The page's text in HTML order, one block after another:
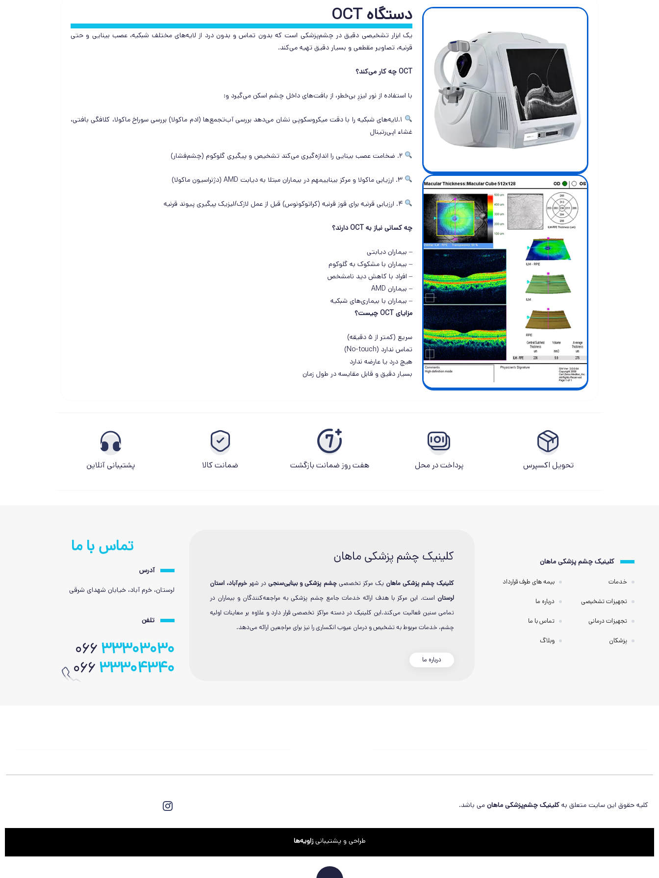
دستگاه OCT
یک ابزار تشخیصی دقیق در چشم‌پزشکی است که بدون تماس و بدون درد از لایه‌های مختلف شبکیه، عصب بینایی و حتی
قرنیه، تصاویر مقطعی و بسیار دقیق تهیه می‌کند.
OCT چه کار می‌کند؟
با استفاده از نور لیزرِ بی‌خطر، از بافت‌های داخل چشم اسکن می‌گیرد و:
۱.لایه‌های شبکیه را با دقت میکروسکوپی نشان می‌دهد بررسی آب‌تجمع‌ها (ادم ماکولا) بررسی سوراخ ماکولا، کلافگی بافتی،
غشاء اپی‌رتینال
چه کسانی نیاز به OCT دارند؟
– بیماران دیابتی
– بیماران با مشکوک به گلوکوم
– افراد با کاهش دید نامشخص
– بیماران AMD
– بیماران با بیماری‌های شبکیه
مزایای OCT چیست؟
سریع (کمتر از ۵ دقیقه)
تماس ندارد (No-touch)
هیچ درد یا عارضه ندارد
بسیار دقیق و قابل مقایسه در طول زمان
تحویل اکسپرس پرداخت در محل هفت روز ضمانت بازگشت ضمانت کالا پشتیبانی آنلاین
کلینیک چشم پزشکی ماهان
خدمات
تجهیزات تشخیصی
تجهیزات درمانی
پزشکان
بیمه های طرف قرارداد
درباره ما
تماس با ما
وبلاگ
کلینیک چشم پزشکی ماهان
کلینیک چشم پزشکی ماهان یک مرکز تخصصیچشم پزشکی و بینایی‌سنجیدر شهر خرم‌آباد، استان
لرستان است. این مرکز با هدف ارائه خدمات جامع چشم پزشکی به مراجعه‌کنندگان و بیماران در
تمامی سنین فعالیت می‌کند.این کلینیک در دسته مراکز تخصصی قرار دارد و علاوه بر معاینات اولیه
چشم، خدمات مربوط به تشخیص و درمان عیوب انکساری را نیز برای مراجعین ارائه می‌دهد.
درباره ما
تماس با ما
آدرس
لرستان، خرم آباد، خیابان شهدای شرقی
تلفن
066 33303030
066 33304340
کلیه حقوق این سایت متعلق به کلینیک چشم‌پزشکی ماهان می باشد.
طراحی و پشتیبانیزاویه‌ها